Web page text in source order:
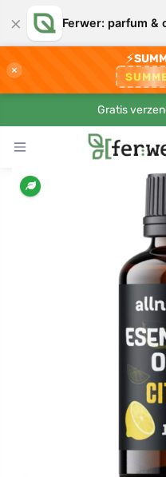
× Ferwer: parfum &
×
⚡
Gratis